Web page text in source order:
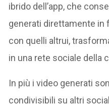
ibrido dell’app, che
generati direttamente in
con quelli altrui,
in una rete sociale della
In più i video generati
condivisibili su altri